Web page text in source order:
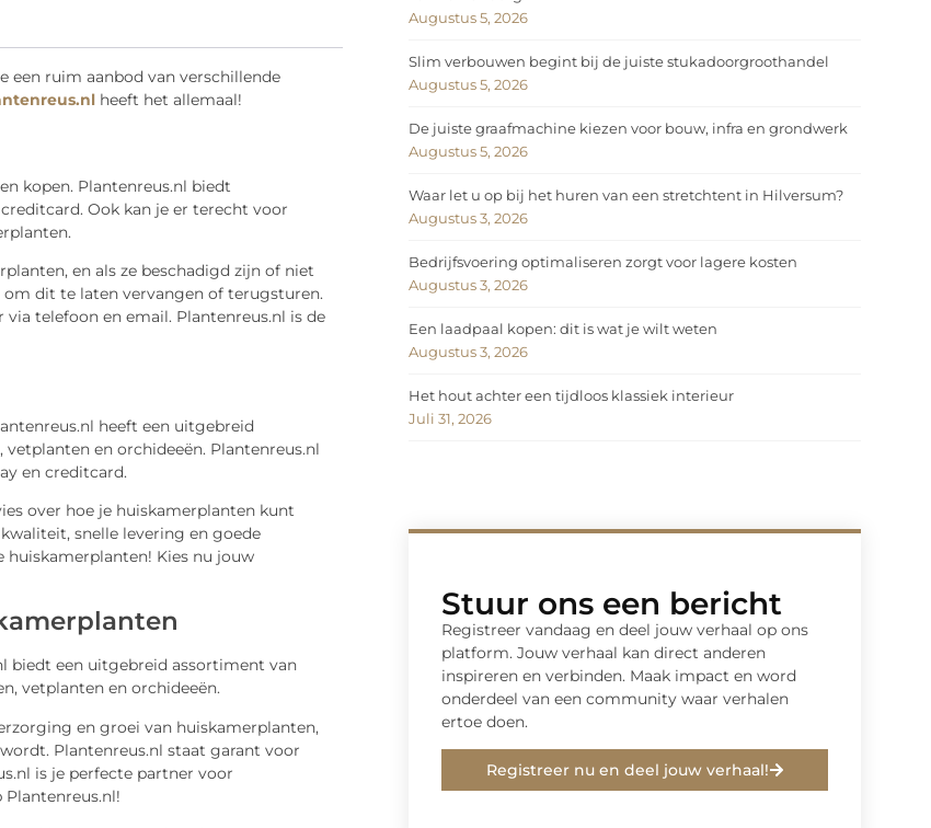
een ruim aanbod van verschillende
heeft het allemaal!
kopen. Plantenreus.nl biedt
Ook kan je er terecht voor
en als ze beschadigd zijn of niet
dit te laten vervangen of terugsturen.
telefoon en email. Plantenreus.nl is de
heeft een uitgebreid
en orchideeën. Plantenreus.nl
en creditcard.
over hoe je huiskamerplanten kunt
snelle levering en goede
huiskamerplanten! Kies nu jouw
biedt een uitgebreid assortiment van
vetplanten en orchideeën.
en groei van huiskamerplanten,
Plantenreus.nl staat garant voor
is je perfecte partner voor
Augustus 5, 2026
Slim verbouwen begint bij de juiste stukadoorgroothandel
Augustus 5, 2026
De juiste graafmachine kiezen voor bouw, infra en grondwerk
Augustus 5, 2026
Waar let u op bij het huren van een stretchtent in Hilversum?
Augustus 3, 2026
Bedrijfsvoering optimaliseren zorgt voor lagere kosten
Augustus 3, 2026
Een laadpaal kopen: dit is wat je wilt weten
Augustus 3, 2026
Het hout achter een tijdloos klassiek interieur
Juli 31, 2026
Stuur ons een bericht
Registreer vandaag en deel jouw verhaal op ons
platform. Jouw verhaal kan direct anderen
inspireren en verbinden. Maak impact en word
onderdeel van een community waar verhalen
ertoe doen.
Registreer nu en deel jouw verhaal!